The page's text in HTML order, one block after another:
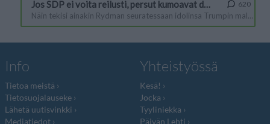
Info
Tietoa meistä
Tietosuojalauseke
Lähetä uutisvinkki
Mediatiedot
Yhteistyössä
Kesä!
Jocka
Tyyliniekka
Päivän Lehti